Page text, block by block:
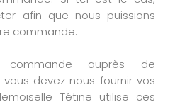
afin que nous puissions
commande.
auprès de
vous devez nous fournir vos
Tétine utilise ces